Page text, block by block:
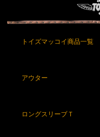
トイズマッコイ商品一覧
アウター
ロングスリーブＴ